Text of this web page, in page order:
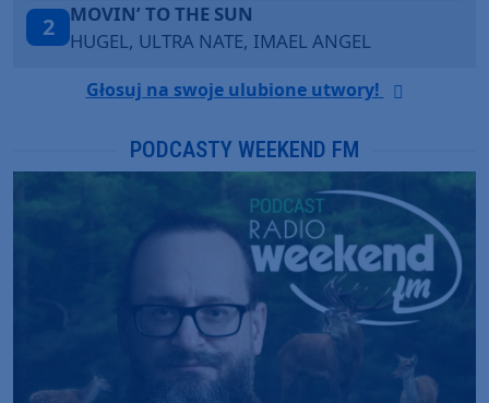
3
LEGENDARY LOVERS (SAVE ME)
KATY PERRY & CHIEF KEEF
Głosuj na swoje ulubione utwory!
PODCASTY WEEKEND FM